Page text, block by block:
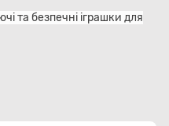
та безпечні іграшки для